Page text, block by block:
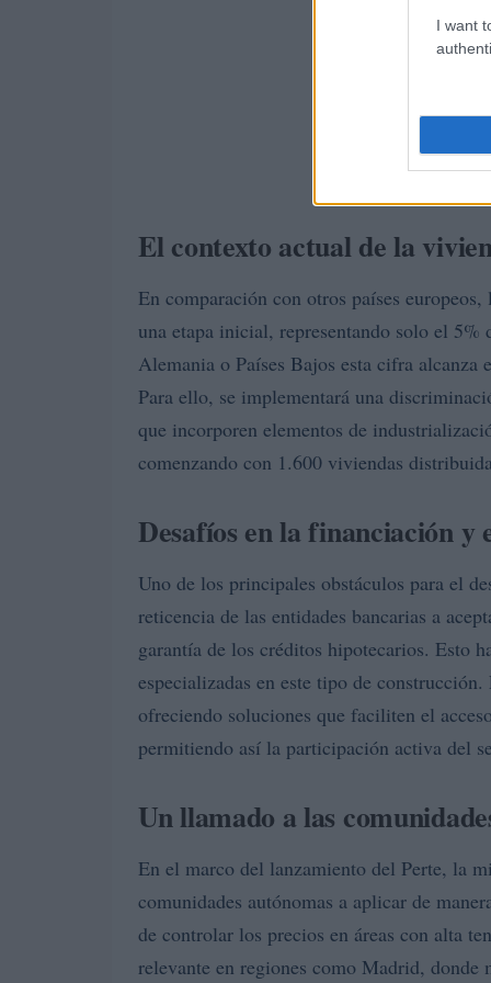
I want
El contexto actual de la
En comparación con otros países
una etapa inicial, representando solo el
Alemania o Países Bajos esta cifra
Para ello, se implementará una
que incorporen elementos de
comenzando con 1.600 viviendas
Desafíos en la financiación y
Uno de los principales obstáculos para el
reticencia de las entidades bancarias a
garantía de los créditos hipotecarios. Esto
especializadas en este tipo de
ofreciendo soluciones que faciliten el
permitiendo así la participación activa del
Un llamado a las
En el marco del lanzamiento del Perte, la
comunidades autónomas a aplicar de
de controlar los precios en áreas con alta
relevante en regiones como Madrid,